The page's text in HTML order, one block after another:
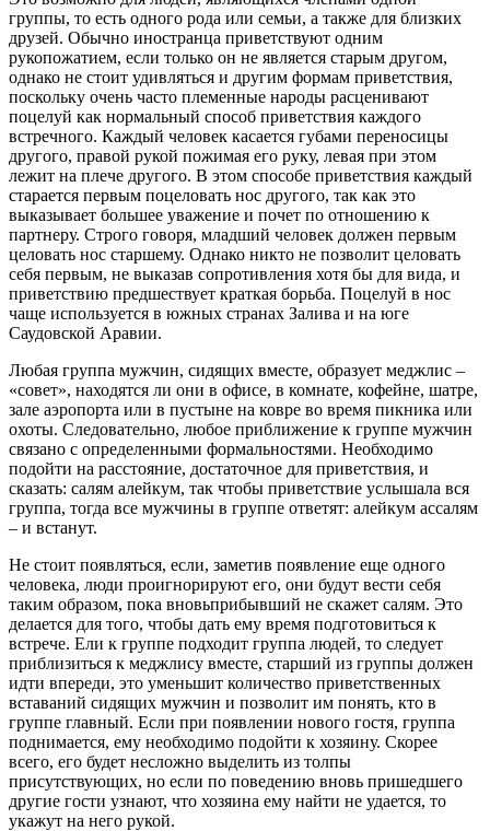
группы, то есть одного рода или семьи, а также для близких
друзей. Обычно иностранца приветствуют одним
рукопожатием, если только он не является старым другом,
однако не стоит удивляться и другим формам приветствия,
поскольку очень часто племенные народы расценивают
поцелуй как нормальный способ приветствия каждого
встречного. Каждый человек касается губами переносицы
другого, правой рукой пожимая его руку, левая при этом
лежит на плече другого. В этом способе приветствия каждый
старается первым поцеловать нос другого, так как это
выказывает большее уважение и почет по отношению к
партнеру. Строго говоря, младший человек должен первым
целовать нос старшему. Однако никто не позволит целовать
себя первым, не выказав сопротивления хотя бы для вида, и
приветствию предшествует краткая борьба. Поцелуй в нос
чаще используется в южных странах Залива и на юге
Саудовской Аравии.
Любая группа мужчин, сидящих вместе, образует меджлис –
«совет», находятся ли они в офисе, в комнате, кофейне, шатре,
зале аэропорта или в пустыне на ковре во время пикника или
охоты. Следовательно, любое приближение к группе мужчин
связано с определенными формальностями. Необходимо
подойти на расстояние, достаточное для приветствия, и
сказать: салям алейкум, так чтобы приветствие услышала вся
группа, тогда все мужчины в группе ответят: алейкум ассалям
– и встанут.
Не стоит появляться, если, заметив появление еще одного
человека, люди проигнорируют его, они будут вести себя
таким образом, пока вновьприбывший не скажет салям. Это
делается для того, чтобы дать ему время подготовиться к
встрече. Ели к группе подходит группа людей, то следует
приблизиться к меджлису вместе, старший из группы должен
идти впереди, это уменьшит количество приветственных
вставаний сидящих мужчин и позволит им понять, кто в
группе главный. Если при появлении нового гостя, группа
поднимается, ему необходимо подойти к хозяину. Скорее
всего, его будет несложно выделить из толпы
присутствующих, но если по поведению вновь пришедшего
другие гости узнают, что хозяина ему найти не удается, то
укажут на него рукой.